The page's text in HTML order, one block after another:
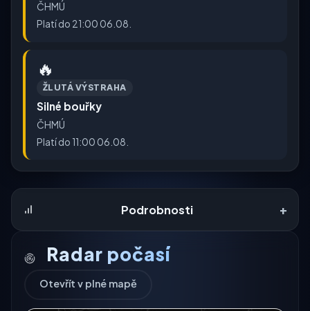
ČHMÚ
Platí do 21:00 06.08.
🔥
ŽLUTÁ VÝSTRAHA
Silné bouřky
ČHMÚ
Platí do 11:00 06.08.
Podrobnosti +
Radar počasí
Otevřít v plné mapě